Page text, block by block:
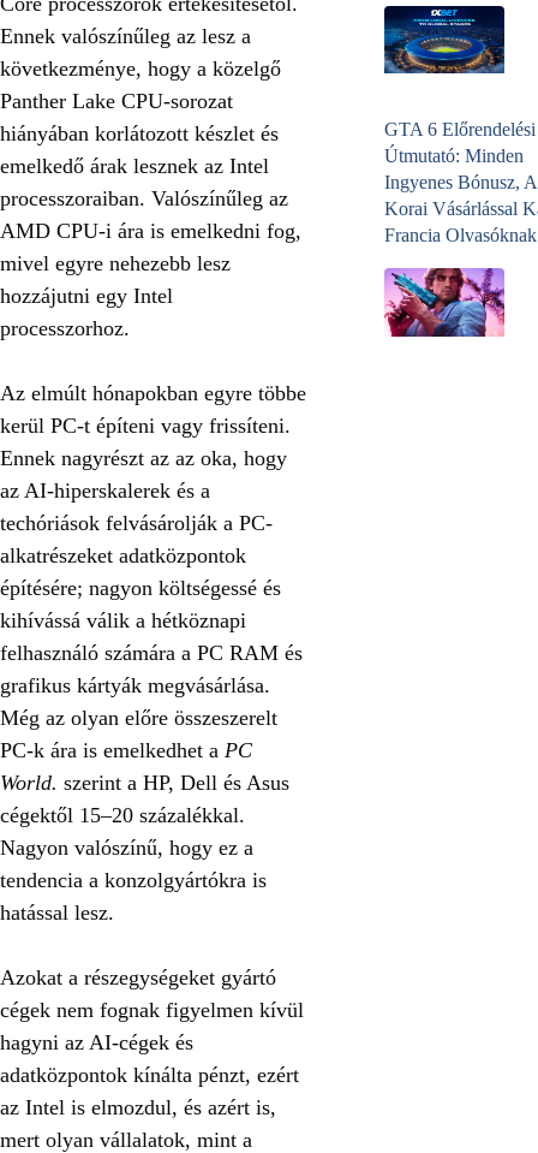
Ennek valószínűleg az lesz a
következménye, hogy a közelgő
Panther Lake CPU-sorozat
hiányában korlátozott készlet és
emelkedő árak lesznek az Intel
processzoraiban. Valószínűleg az
AMD CPU-i ára is emelkedni fog,
mivel egyre nehezebb lesz
hozzájutni egy Intel
processzorhoz.
Az elmúlt hónapokban egyre többe
kerül PC-t építeni vagy frissíteni.
Ennek nagyrészt az az oka, hogy
az AI-hiperskalerek és a
techóriások felvásárolják a PC-
alkatrészeket adatközpontok
építésére; nagyon költségessé és
kihívássá válik a hétköznapi
felhasználó számára a PC RAM és
grafikus kártyák megvásárlása.
Még az olyan előre összeszerelt
PC-k ára is emelkedhet a PC
World. szerint a HP, Dell és Asus
cégektől 15–20 százalékkal.
Nagyon valószínű, hogy ez a
tendencia a konzolgyártókra is
hatással lesz.
Azokat a részegységeket gyártó
cégek nem fognak figyelmen kívül
hagyni az AI-cégek és
adatközpontok kínálta pénzt, ezért
az Intel is elmozdul, és azért is,
mert olyan vállalatok, mint a
GTA 6 Előrendelési
Útmutató: Minden
Ingyenes Bónusz,
Korai Vásárlással
Francia Olvasóknak